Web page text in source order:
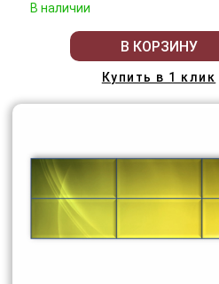
В наличии
В КОРЗИНУ
Купить в 1 клик